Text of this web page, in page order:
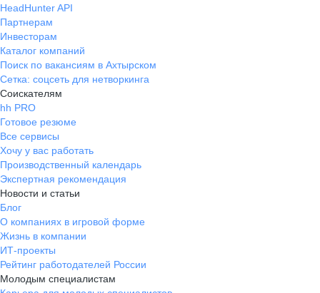
HeadHunter API
Партнерам
Инвесторам
Каталог компаний
Поиск по вакансиям в Ахтырском
Сетка: соцсеть для нетворкинга
Соискателям
hh PRO
Готовое резюме
Все сервисы
Хочу у вас работать
Производственный календарь
Экспертная рекомендация
Новости и статьи
Блог
О компаниях в игровой форме
Жизнь в компании
ИТ-проекты
Рейтинг работодателей России
Молодым специалистам